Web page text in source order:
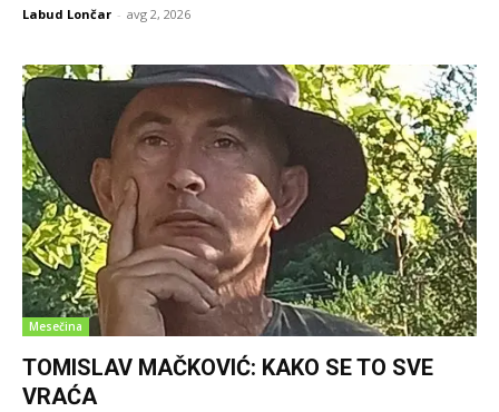
Labud Lončar - avg 2, 2026
Mesečina
TOMISLAV MAČKOVIĆ: KAKO SE TO SVE
VRAĆA